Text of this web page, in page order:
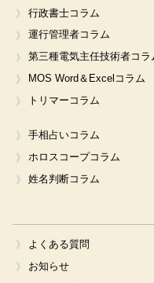
行政書士コラム
運行管理者コラム
第三種電気主任技術者コラ
MOS Word＆Excelコラム
トリマーコラム
手相占いコラム
ホロスコープコラム
姓名判断コラム
よくある質問
お知らせ